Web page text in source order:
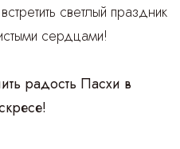
светлый праздник
сердцами!
радость Пасхи в